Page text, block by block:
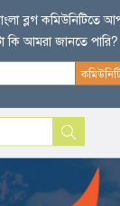
ব্লগ কমিউনিটিতে
কি আমরা জানতে পারি?